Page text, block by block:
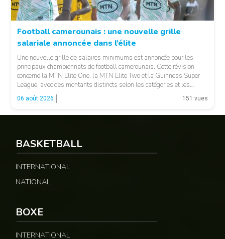
Football camerounais : une nouvelle grille
salariale annoncée dans l’élite
Une nouvelle grille de salaires minimums est annoncée pour les
principaux championnats de football camerounais. Cette révision
concerne la MTN Elite One, la MTN Elite Two et la Guinness Super
League, avec des montants distincts selon les catégories et les
fonctions. LA SUITE APRÈS LA PUBLICITÉ Selon les informations
relayées par Allez Les Lions, […]
06 août 2026 151 vues
BASKETBALL
INTERNATIONAL
NATIONAL
BOXE
INTERNATIONAL